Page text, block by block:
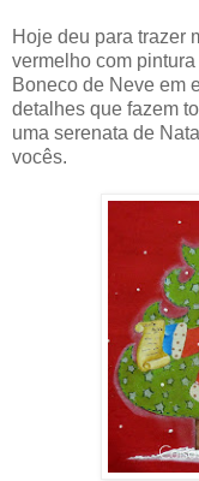
Hoje deu para trazer
vermelho com
Boneco de Neve em
detalhes que fazem
uma serenata de
vocês.